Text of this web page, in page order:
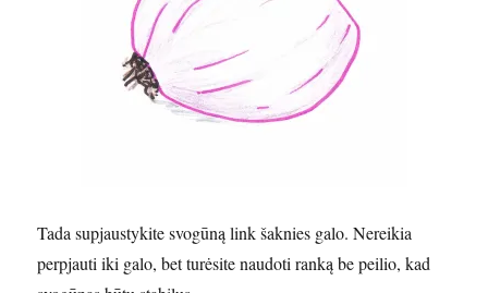
Tada supjaustykite svogūną link šaknies galo. Nereikia
perpjauti iki galo, bet turėsite naudoti ranką be peilio, kad